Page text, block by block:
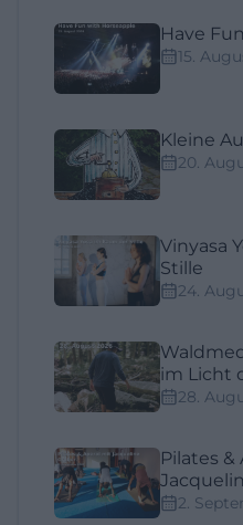
Have
15.
Kleine
20.
Vinyasa
Stille
24.
im Licht
28.
Pilates
2.